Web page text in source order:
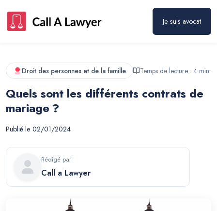
Je suis avocat
Droit des personnes et de la famille Temps de lecture :4 min.
Quels sont les différents contrats de
mariage ?
Publié le 02/01/2024
Rédigé par
Call a Lawyer